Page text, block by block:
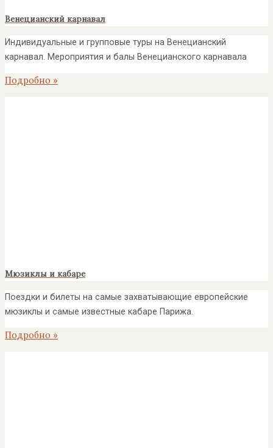
Венецианский карнавал
Индивидуальные и групповые туры на Венецианский
карнавал. Мероприятия и балы Венецианского карнавала
Подробно »
Мюзиклы и кабаре
Поездки и билеты на самые захватывающие европейские
мюзиклы и самые известные кабаре Парижа.
Подробно »